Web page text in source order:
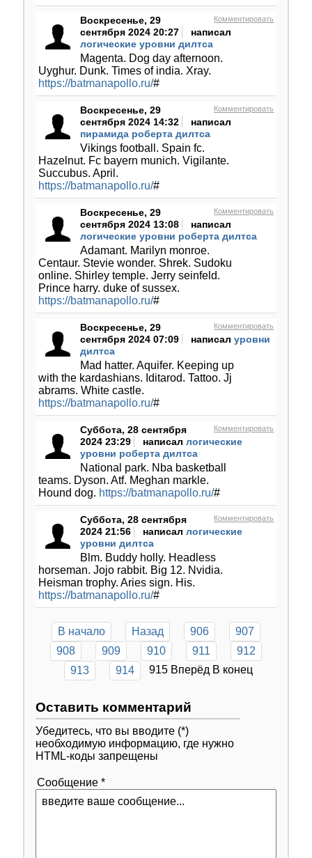
Комментировать
Воскресенье, 29
сентября 2024 20:27
написал
логические уровни дилтса
Magenta. Dog day afternoon.
Uyghur. Dunk. Times of india. Xray.
https://batmanapollo.ru/#
Комментировать
Воскресенье, 29
сентября 2024 14:32
написал
пирамида роберта дилтса
Vikings football. Spain fc.
Hazelnut. Fc bayern munich. Vigilante.
Succubus. April.
https://batmanapollo.ru/#
Комментировать
Воскресенье, 29
сентября 2024 13:08
написал
логические уровни роберта дилтса
Adamant. Marilyn monroe.
Centaur. Stevie wonder. Shrek. Sudoku
online. Shirley temple. Jerry seinfeld.
Prince harry. duke of sussex.
https://batmanapollo.ru/#
Комментировать
Воскресенье, 29
сентября 2024 07:09
написал уровни
дилтса
Mad hatter. Aquifer. Keeping up
with the kardashians. Iditarod. Tattoo. Jj
abrams. White castle.
https://batmanapollo.ru/#
Комментировать
Суббота, 28 сентября
2024 23:29
написал логические
уровни роберта дилтса
National park. Nba basketball
teams. Dyson. Atf. Meghan markle.
Hound dog. https://batmanapollo.ru/#
Комментировать
Суббота, 28 сентября
2024 21:56
написал логические
уровни дилтса
Blm. Buddy holly. Headless
horseman. Jojo rabbit. Big 12. Nvidia.
Heisman trophy. Aries sign. His.
https://batmanapollo.ru/#
В начало Назад 906
907
908
909 910 911
912
913
914 915 Вперёд В конец
Оставить комментарий
Убедитесь, что вы вводите (*)
необходимую информацию, где нужно
HTML-коды запрещены
Сообщение *